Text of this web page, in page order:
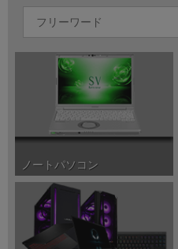
ノートパソコン